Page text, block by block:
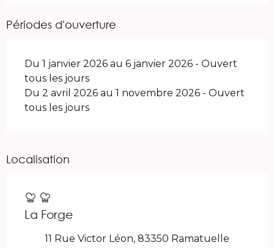
Périodes d'ouverture
Du 1 janvier 2026 au 6 janvier 2026 - Ouvert
tous les jours
Du 2 avril 2026 au 1 novembre 2026 - Ouvert
tous les jours
Localisation
La Forge
11 Rue Victor Léon, 83350 Ramatuelle